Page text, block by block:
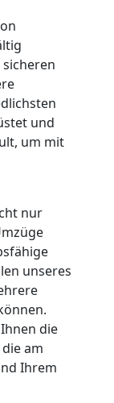
und
um mit
nur
unseres
die
am
Ihrem